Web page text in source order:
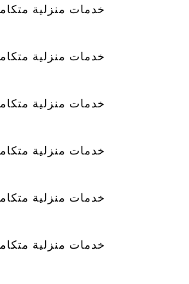
خدمات منزلية
خدمات منزلية
خدمات منزلية
خدمات منزلية
خدمات منزلية
خدمات منزلية